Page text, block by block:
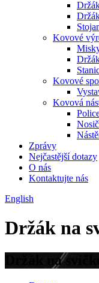
Kovové
Kovové
Kovová
Zprávy
Nejčastější dotazy
O nás
Kontaktujte nás
English
Držák na
Držák na svíčku